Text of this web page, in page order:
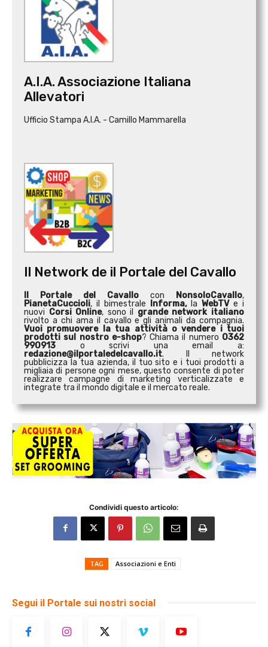
A.I.A. Associazione Italiana
Allevatori
Ufficio Stampa A.I.A. - Camillo Mammarella
Il Network de il Portale del Cavallo
Il Portale del Cavallo con NonsoloCavallo,
PianetaCuccioli, il bimestrale Informa,laWebTVe i
nuovi Corsi Online, sono il grande network italiano
rivolto a chi ama il cavallo e gli animali da compagnia.
Vuoi promuovere la tua attività ovendere i tuoi
prodotti sul nostro e-shop? Chiama il numero 0362
990913 o scrivi una email a:
redazione@ilportaledelcavallo.it. Il network
pubblicizza la tua azienda, il tuo sito e i tuoi prodotti a
migliaia di persone ogni mese, questo consente di poter
realizzare campagne di marketing verticalizzate e
integrate tra il mondo digitale e il mercato reale.
Condividi questo articolo:
TAG Associazioni e Enti
Segui il Portale sui nostri social